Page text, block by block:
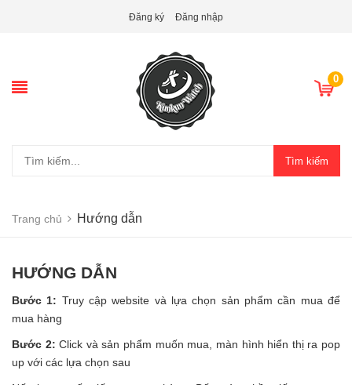
Đăng ký Đăng nhập
0
Tìm kiếm
Trang chủ Hướng dẫn
HƯỚNG DẪN
Bước 1: Truy cập website và lựa chọn sản phẩm cần mua để
mua hàng
Bước 2: Click và sản phẩm muốn mua, màn hình hiển thị ra pop
up với các lựa chọn sau